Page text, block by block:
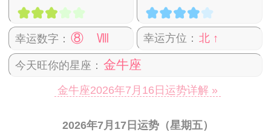
幸运数字： ⑧ Ⅷ 幸运方位： 北 ↑
今天旺你的星座： 金牛座
金牛座2026年7月16日运势详解 »
2026年7月17日运势（星期五）